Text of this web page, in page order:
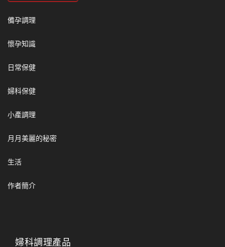
備孕調理
懷孕知識
日常保健
婦科保健
小產調理
月月美麗的秘密
生活
作者簡介
婦科調理產品